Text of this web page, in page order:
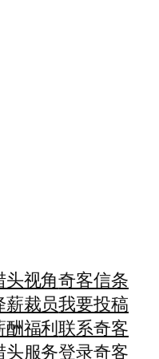
头视角
薪裁员
酬福利
头服务
奇客信条
我要投稿
联系奇客
登录奇客